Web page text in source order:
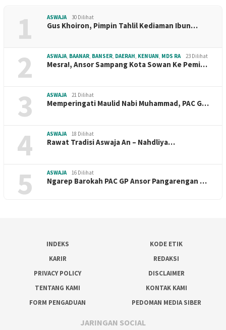
1 ASWAJA 30 Dilihat
Gus Khoiron, Pimpin Tahlil Kediaman Ibun…
2 ASWAJA, BAANAR, BANSER, DAERAH, KENUAN, MDS RA 23 Dilihat
Mesra!, Ansor Sampang Kota Sowan Ke Pemi…
3 ASWAJA 21 Dilihat
Memperingati Maulid Nabi Muhammad, PAC G…
4 ASWAJA 18 Dilihat
Rawat Tradisi Aswaja An – Nahdliya…
5 ASWAJA 16 Dilihat
Ngarep Barokah PAC GP Ansor Pangarengan …
INDEKS
KODE ETIK
KARIR
REDAKSI
PRIVACY POLICY
DISCLAIMER
TENTANG KAMI
KONTAK KAMI
FORM PENGADUAN
PEDOMAN MEDIA SIBER
JARINGAN SOCIAL